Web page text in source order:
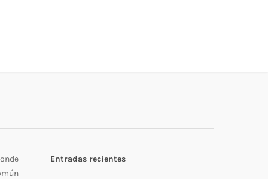
Entradas recientes